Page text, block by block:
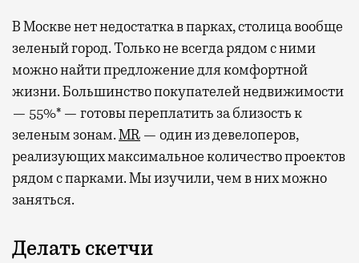
В Москве нет недостатка в парках, столица вообще
зеленый город. Только не всегда рядом с ними
можно найти предложение для комфортной
жизни. Большинство покупателей недвижимости
— 55%* — готовы переплатить за близость к
зеленым зонам.MR — один из девелоперов,
реализующих максимальное количество проектов
рядом с парками. Мы изучили, чем в них можно
заняться.
Делать скетчи